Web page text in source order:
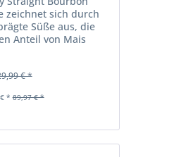
zeichnet sich durch
Süße aus, die
Anteil von Mais
ist. Nach einer
Reifung
Fässern
€ *
* 89,97 € *